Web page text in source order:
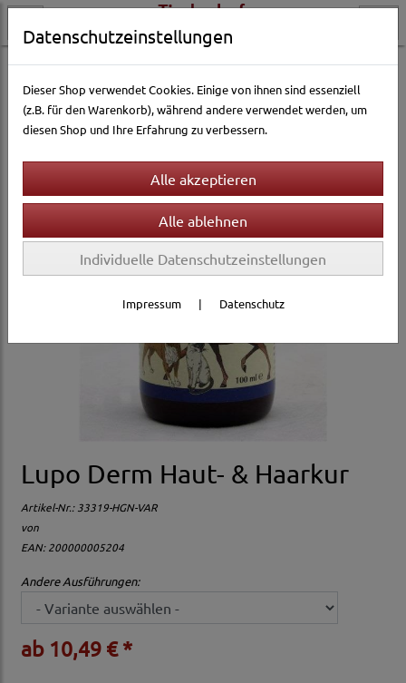
Hundewelt Futterergänzung
Lupo Derm Haut- & Haarkur
Artikel-Nr.:33319-HGN-VAR
von
EAN: 200000005204
Andere Ausführungen:
ab 10,49 € *
Datenschutzeinstellungen
Dieser Shop verwendet Cookies. Einige von ihnen sind essenziell
(z.B. für den Warenkorb), während andere verwendet werden, um
diesen Shop und Ihre Erfahrung zu verbessern.
Individuelle Datenschutzeinstellungen
Impressum | Datenschutz